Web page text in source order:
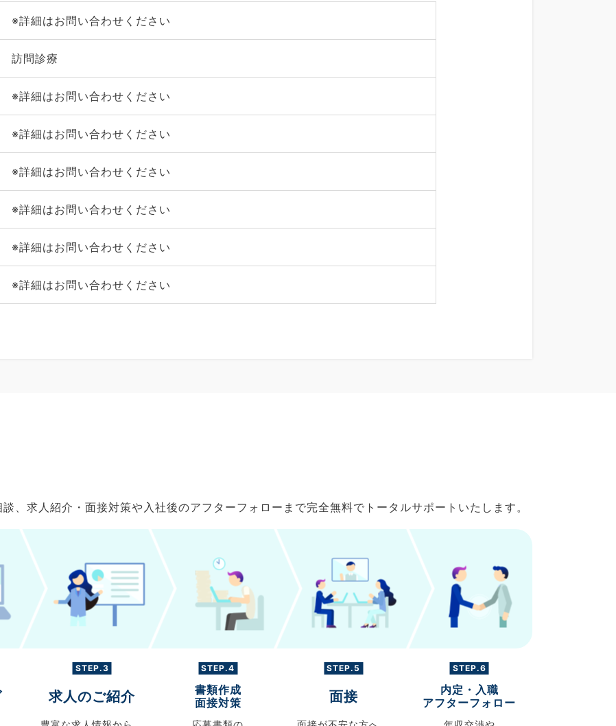
※詳細はお問い合わせください
訪問診療
※詳細はお問い合わせください
※詳細はお問い合わせください
※詳細はお問い合わせください
※詳細はお問い合わせください
※詳細はお問い合わせください
※詳細はお問い合わせください
、求人紹介・面接対策や入社後のアフターフォローまで完全無料でトータルサポートいたします。
STEP.3
求人のご紹介
STEP.4
書類作成
面接対策
STEP.5
面接
STEP.6
内定・入職
アフターフォロー